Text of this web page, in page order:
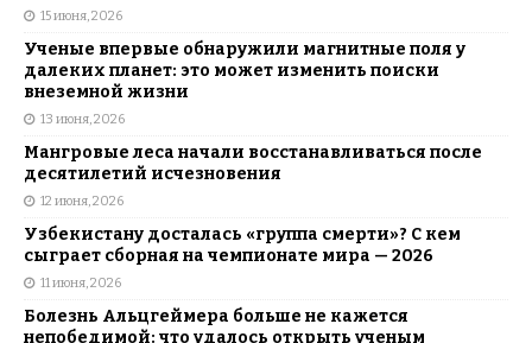
15 июня, 2026
Ученые впервые обнаружили магнитные поля у
далеких планет: это может изменить поиски
внеземной жизни
13 июня, 2026
Мангровые леса начали восстанавливаться после
десятилетий исчезновения
12 июня, 2026
Узбекистану досталась «группа смерти»? С кем
сыграет сборная на чемпионате мира — 2026
11 июня, 2026
Болезнь Альцгеймера больше не кажется
непобедимой: что удалось открыть ученым